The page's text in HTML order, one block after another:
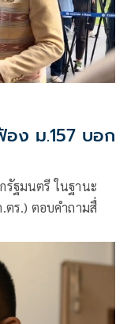
ง ม.157 บอก
รัฐมนตรี ในฐานะ
ตร.) ตอบคำถามสื่